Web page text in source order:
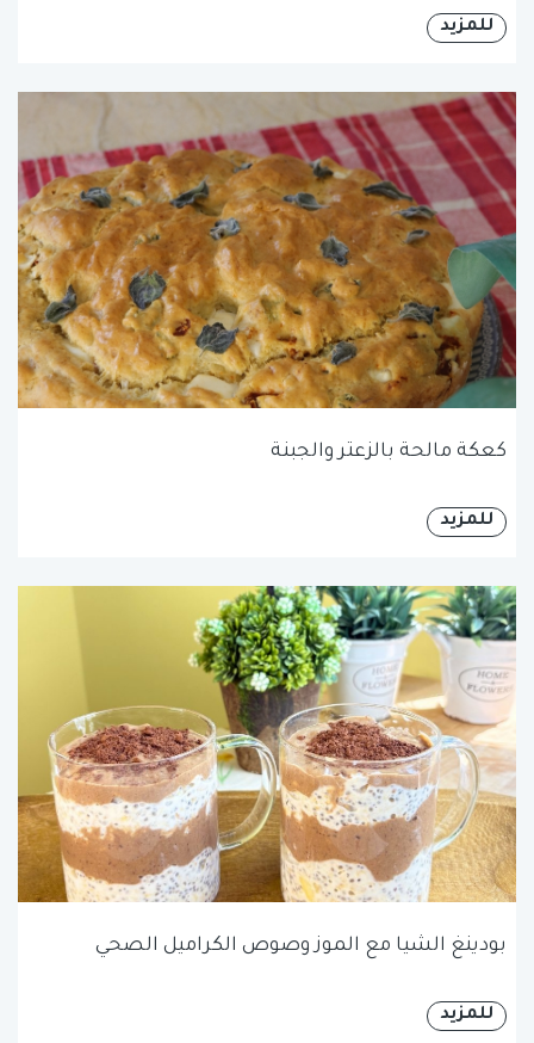
للمزيد
كعكة مالحة بالزعتر والجبنة
للمزيد
بودينغ الشيا مع الموز وصوص الكراميل الصحي
للمزيد